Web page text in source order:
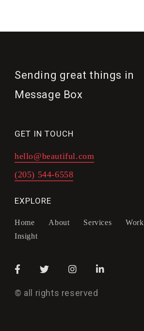
Sending great things in
Message Box
GET IN TOUCH
hello@beautiful.com
(205) 544-6558
EXPLORE
Home About Services Work
Insight
© all rights reserved